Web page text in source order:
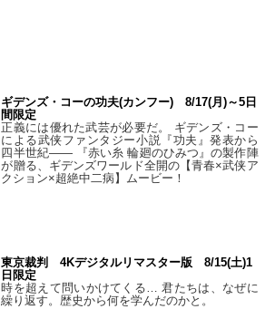
ギデンズ・コーの功夫(カンフー) 8/17(月)～5日
間限定
正義には優れた武芸が必要だ。 ギデンズ・コー
による武侠ファンタジー小説『功夫』発表から
四半世紀―― 『赤い糸 輪廻のひみつ』の製作陣
が贈る、ギデンズワールド全開の【青春×武侠ア
クション×超絶中二病】ムービー！
東京裁判 4Kデジタルリマスター版 8/15(土)1
日限定
時を超えて問いかけてくる… 君たちは、なぜに
繰り返す。歴史から何を学んだのかと。